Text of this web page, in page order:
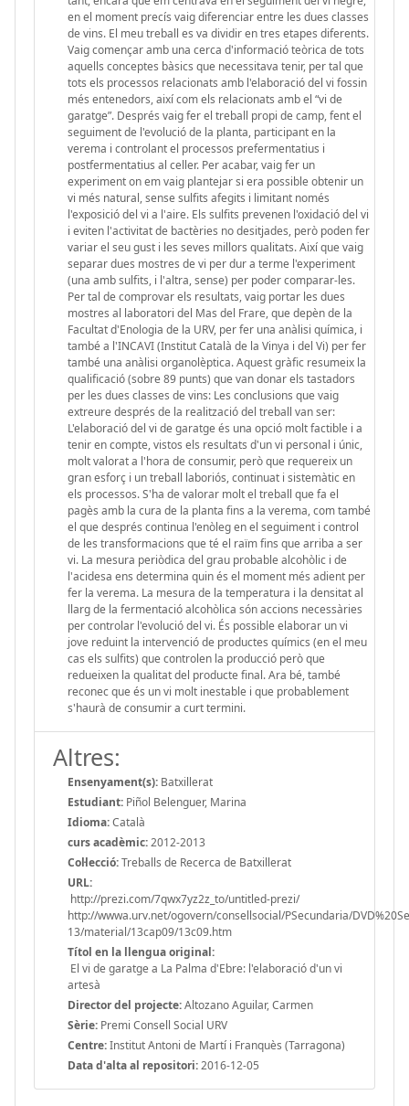
en el moment precís vaig diferenciar entre les dues classes
de vins. El meu treball es va dividir en tres etapes diferents.
Vaig començar amb una cerca d'informació teòrica de tots
aquells conceptes bàsics que necessitava tenir, per tal que
tots els processos relacionats amb l'elaboració del vi fossin
més entenedors, així com els relacionats amb el “vi de
garatge”. Després vaig fer el treball propi de camp, fent el
seguiment de l'evolució de la planta, participant en la
verema i controlant el processos prefermentatius i
postfermentatius al celler. Per acabar, vaig fer un
experiment on em vaig plantejar si era possible obtenir un
vi més natural, sense sulfits afegits i limitant només
l'exposició del vi a l'aire. Els sulfits prevenen l'oxidació del vi
i eviten l'activitat de bactèries no desitjades, però poden fer
variar el seu gust i les seves millors qualitats. Així que vaig
separar dues mostres de vi per dur a terme l'experiment
(una amb sulfits, i l'altra, sense) per poder comparar-les.
Per tal de comprovar els resultats, vaig portar les dues
mostres al laboratori del Mas del Frare, que depèn de la
Facultat d'Enologia de la URV, per fer una anàlisi química, i
també a l'INCAVI (Institut Català de la Vinya i del Vi) per fer
també una anàlisi organolèptica. Aquest gràfic resumeix la
qualificació (sobre 89 punts) que van donar els tastadors
per les dues classes de vins: Les conclusions que vaig
extreure després de la realització del treball van ser:
L'elaboració del vi de garatge és una opció molt factible i a
tenir en compte, vistos els resultats d'un vi personal i únic,
molt valorat a l'hora de consumir, però que requereix un
gran esforç i un treball laboriós, continuat i sistemàtic en
els processos. S'ha de valorar molt el treball que fa el
pagès amb la cura de la planta fins a la verema, com també
el que després continua l'enòleg en el seguiment i control
de les transformacions que té el raïm fins que arriba a ser
vi. La mesura periòdica del grau probable alcohòlic i de
l'acidesa ens determina quin és el moment més adient per
fer la verema. La mesura de la temperatura i la densitat al
llarg de la fermentació alcohòlica són accions necessàries
per controlar l'evolució del vi. És possible elaborar un vi
jove reduint la intervenció de productes químics (en el meu
cas els sulfits) que controlen la producció però que
redueixen la qualitat del producte final. Ara bé, també
reconec que és un vi molt inestable i que probablement
s'haurà de consumir a curt termini.
Altres:
Ensenyament(s): Batxillerat
Estudiant: Piñol Belenguer, Marina
Idioma:Català
curs acadèmic:2012-2013
Col·lecció:Treballs de Recerca de Batxillerat
URL:
http://prezi.com/7qwx7yz2z_to/untitled-prezi/
http://wwwa.urv.net/ogovern/consellsocial/PSecundaria/
13/material/13cap09/13c09.htm
Títol en la llengua original:
El vi de garatge a La Palma d'Ebre: l'elaboració d'un vi
artesà
Director del projecte:Altozano Aguilar, Carmen
Sèrie: Premi Consell Social URV
Centre:Institut Antoni de Martí i Franquès (Tarragona)
Data d'alta al repositori:2016-12-05